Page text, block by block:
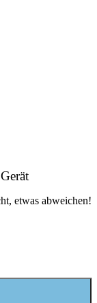
etwas abweichen!